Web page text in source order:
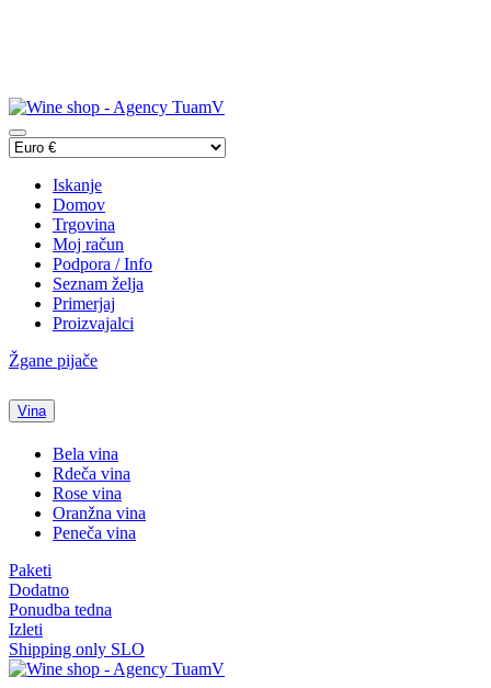
Iskanje
Domov
Trgovina
Moj račun
Podpora / Info
Seznam želja
Primerjaj
Proizvajalci
Žgane pijače
Vina
Bela vina
Rdeča vina
Rose vina
Oranžna vina
Peneča vina
Paketi
Dodatno
Ponudba tedna
Izleti
Shipping only SLO